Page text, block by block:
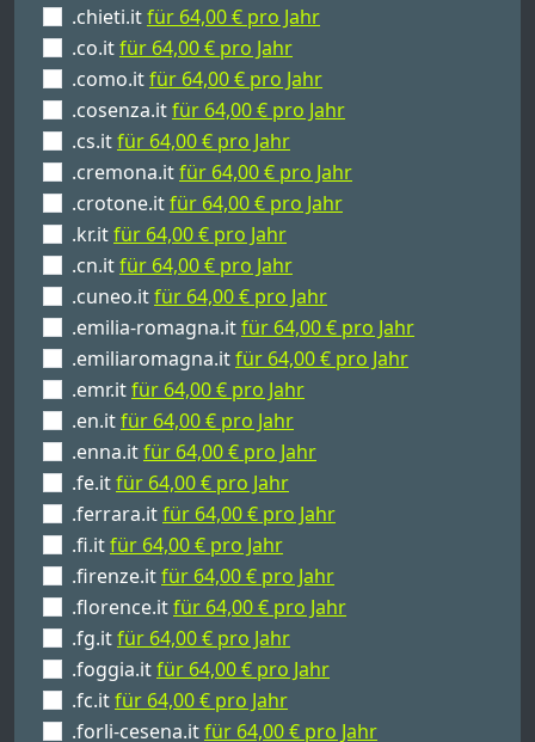
.chieti.itfür 64,00 € pro Jahr
.co.itfür 64,00 € pro Jahr
.como.itfür 64,00 € pro Jahr
.cosenza.itfür 64,00 € pro Jahr
.cs.itfür 64,00 € pro Jahr
.cremona.itfür 64,00 € pro Jahr
.crotone.itfür 64,00 € pro Jahr
.kr.itfür 64,00 € pro Jahr
.cn.itfür 64,00 € pro Jahr
.cuneo.itfür 64,00 € pro Jahr
.emilia-romagna.itfür 64,00 € pro Jahr
.emiliaromagna.itfür 64,00 € pro Jahr
.emr.itfür 64,00 € pro Jahr
.en.itfür 64,00 € pro Jahr
.enna.itfür 64,00 € pro Jahr
.fe.itfür 64,00 € pro Jahr
.ferrara.itfür 64,00 € pro Jahr
.fi.itfür 64,00 € pro Jahr
.firenze.itfür 64,00 € pro Jahr
.florence.itfür 64,00 € pro Jahr
.fg.itfür 64,00 € pro Jahr
.foggia.itfür 64,00 € pro Jahr
.fc.itfür 64,00 € pro Jahr
.forli-cesena.itfür 64,00 € pro Jahr